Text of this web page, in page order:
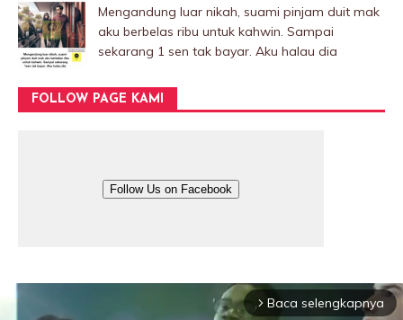
Mengandung luar nikah, suami pinjam duit mak
aku berbelas ribu untuk kahwin. Sampai
sekarang 1 sen tak bayar. Aku halau dia
FOLLOW PAGE KAMI
Follow Us on Facebook
arrow_forward_ios Baca selengkapnya